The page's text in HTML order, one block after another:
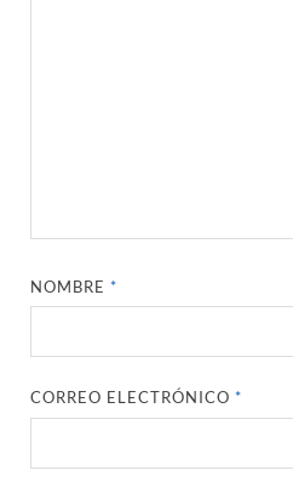
NOMBRE*
CORREO ELECTRÓNICO*